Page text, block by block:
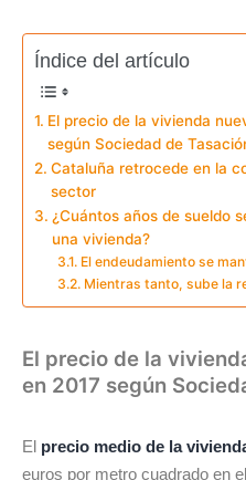
Índice del artículo
El precio de la vivienda
según Sociedad de
Cataluña retrocede en la
sector
¿Cuántos años de sueldo
una vivienda?
El endeudamiento se
Mientras tanto, sube la
El precio de la
en 2017 según
El precio medio de la
euros por metro cuadrado en